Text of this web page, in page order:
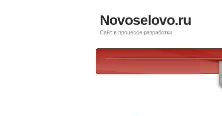
Novoselovo.ru
Сайт в процессе разработки